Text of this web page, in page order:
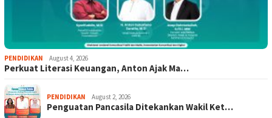
PENDIDIKAN August 4, 2026
Perkuat Literasi Keuangan, Anton Ajak Ma…
PENDIDIKAN August 2, 2026
Penguatan Pancasila Ditekankan Wakil Ket…